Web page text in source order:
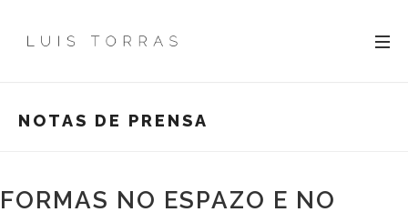
NOTAS DE PRENSA
FORMAS NO ESPAZO E NO